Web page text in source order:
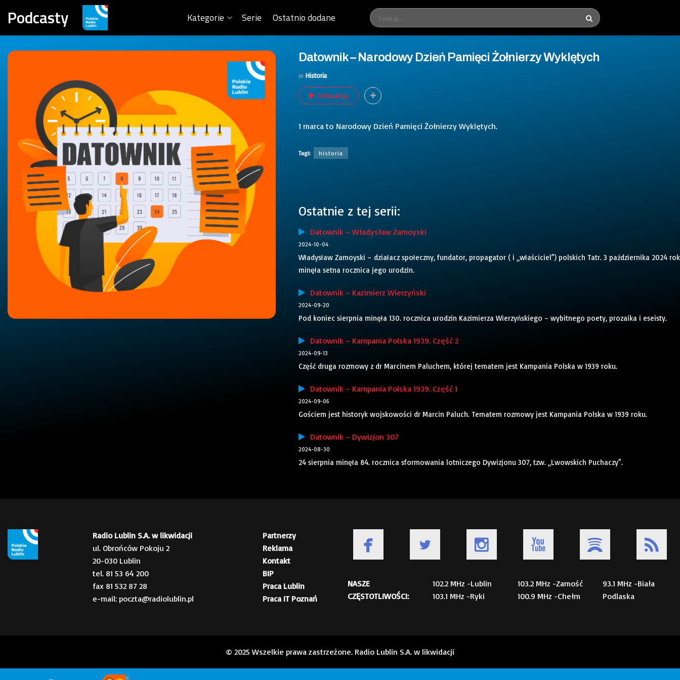
Podcasty Kategorie Serie Ostatnio dodane
Datownik – Narodowy Dzień Pamięci Żołnierzy Wyklętych
w Historia
Odtwarzaj
1 marca to Narodowy Dzień Pamięci Żołnierzy Wyklętych.
Tagi: historia
Ostatnie z tej serii:
Datownik – Władysław Zamoyski
2024-10-04
Władysław Zamoyski – działacz społeczny, fundator, propagator ( i „właściciel”) polskich Tatr. 3 października 2024
minęła setna rocznica jego urodzin.
Datownik – Kazimierz Wierzyński
2024-09-20
Pod koniec sierpnia minęła 130. rocznica urodzin Kazimierza Wierzyńskiego – wybitnego poety, prozaika i eseisty.
Datownik – Kampania Polska 1939. Część 2
2024-09-13
Część druga rozmowy z dr Marcinem Paluchem, której tematem jest Kampania Polska w 1939 roku.
Datownik – Kampania Polska 1939. Część 1
2024-09-06
Gościem jest historyk wojskowości dr Marcin Paluch. Tematem rozmowy jest Kampania Polska w 1939 roku.
Datownik – Dywizjon 307
2024-08-30
24 sierpnia minęła 84. rocznica sformowania lotniczego Dywizjonu 307, tzw. „Lwowskich Puchaczy”.
Radio Lublin S.A. w likwidacji
ul. Obrońców Pokoju 2
20-030 Lublin
tel. 81 53 64 200
fax 81 532 87 28
e-mail: poczta@radiolublin.pl
Partnerzy
Reklama
Kontakt
BIP
Praca Lublin
Praca IT Poznań
NASZE
CZĘSTOTLIWOŚCI:
102.2 MHz -Lublin
103.1 MHz -Ryki
103.2 MHz -Zamość
100.9 MHz -Chełm
93.1 MHz -Biała
Podlaska
© 2025 Wszelkie prawa zastrzeżone. Radio Lublin S.A. w likwidacji